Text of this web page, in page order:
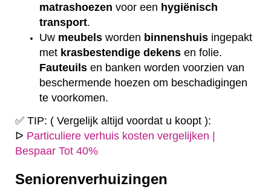
matrashoezen voor een hygiënisch
transport.
Uw meubels worden binnenshuis ingepakt
met krasbestendige dekens en folie.
Fauteuils en banken worden voorzien van
beschermende hoezen om beschadigingen
te voorkomen.
✅ TIP: ( Vergelijk altijd voordat u koopt ):
ᐅ Particuliere verhuis kosten vergelijken |
Bespaar Tot 40%
Seniorenverhuizingen